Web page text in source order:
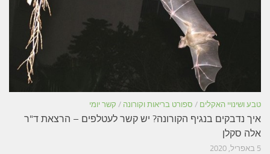
טבע ושינויי האקלים / ספורט בריאות וקורונה / קשר יומי
איך נדבקים בנגיף הקורונה? יש קשר לעטלפים – הרצאת ד"ר
אלה סקלן
5 באפריל, 2020